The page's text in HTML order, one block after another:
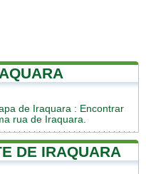
de Iraquara : Encontrar
rua de Iraquara.
DE IRAQUARA